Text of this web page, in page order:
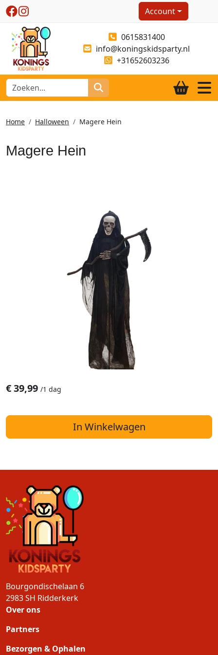
Account
0615831400
info@koningskidsparty.nl
+31652603236
Home Halloween Magere Hein
Magere Hein
€39,99 /1 dag
In Winkelwagen
Bourgondischelaan 6
2983 SH Ridderkerk
Over ons
Partners
Bezorgen & Ophalen